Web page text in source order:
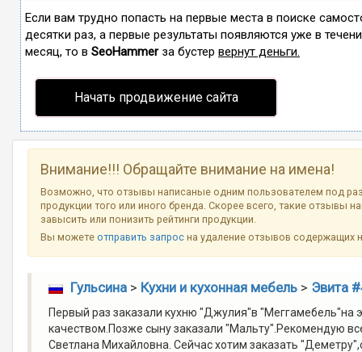
Если вам трудно попасть на первые места в поиске
десятки раз, а первые результаты появляются уже в
месяц, то в SeoHammerза бустер вернут деньги.
Начать продвижение сайта
Внимание!!! Обращайте внимание на имена!
Возможно, что отзывы написаные одним пользователем под
продукции того или иного бренда. Скорее всего, такие отзывы
завысить или понизить рейтинги продукции.
Вы можетеотправить запрос на удаление отзывов
Гульсина> Кухни и кухонная мебель> Эвита
Первый раз заказали кухню "Джулия"в "Меггамебель"на
качеством.Позже сыну заказали "Мальту".Рекомендую
Светлана Михайловна. Сейчас хотим заказать